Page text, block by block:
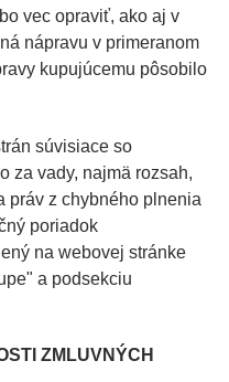
vec opraviť, ako aj v
nápravu v primeranom
kupujúcemu pôsobilo
súvisiace so
za vady, najmä rozsah,
práv z chybného plnenia
poriadok
na webovej stránke
a podsekciu
ZMLUVNÝCH